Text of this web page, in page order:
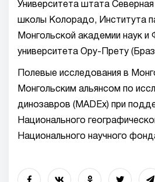
Университета штата Северная
школы Колорадо, Института
Монгольской академии наук и
университета Ору-Прету
Полевые исследования в
Монгольским альянсом по
динозавров (MADEx) при
Национального
Национального научного